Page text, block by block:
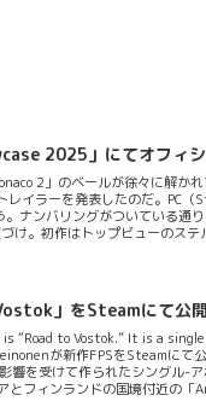
2025」にてオフィ
2」のベールが徐々に解か
イラーを発表したのだ。PC（
ナンバリングがついている通
。初作はトップビューのステ
」をSteamにて公開
“Road to Vostok.” It is a
が新作FPSをSteamにて
響を受けて作られたシングル-
フィンランドの国境付近の「